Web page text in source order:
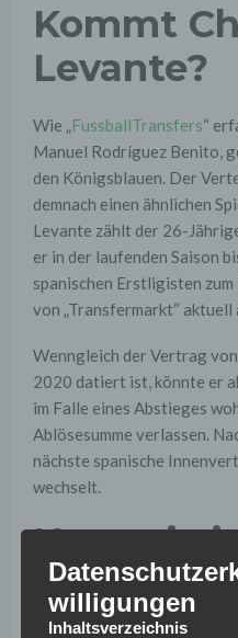
Kommt
Levante?
Wie „FussballTransfers“
Manuel Rodríguez Benito,
den Königsblauen. Der
demnach einen ähnlichen
Levante zählt der 26-
er in der laufenden Saison
spanischen Erstligisten
von „Transfermarkt“
Wenngleich der Vertrag
2020 datiert ist, könnte er
im Falle eines Abstieges
Ablösesumme verlassen.
nächste spanische
wechselt.
Nastasic
auf
willigungen
Inhaltsverzeichnis